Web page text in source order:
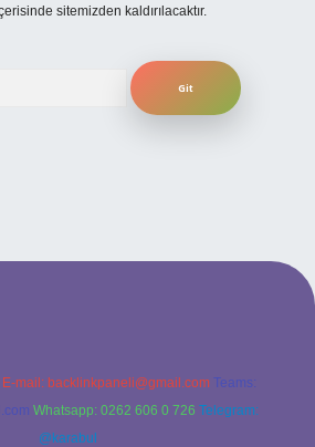
sitemizden kaldırılacaktır.
E-mail: backlinkpaneli@gmail.com Teams:
Whatsapp: 0262 606 0 726 Telegram:
@karabul